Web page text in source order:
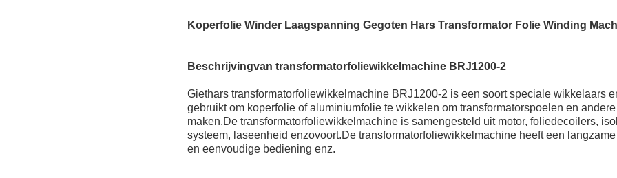
Koperfolie Winder Laagspanning Gegoten Hars Transformator Folie Winding
Beschrijvingvan transformatorfoliewikkelmachine BRJ1200-2
Giethars transformatorfoliewikkelmachine BRJ1200-2 is een soort speciale wikkelaars
gebruikt om koperfolie of aluminiumfolie te wikkelen om transformatorspoelen en
maken.De transformatorfoliewikkelmachine is samengesteld uit motor, foliedecoilers,
systeem, laseenheid enzovoort.De transformatorfoliewikkelmachine heeft een
en eenvoudige bediening enz.